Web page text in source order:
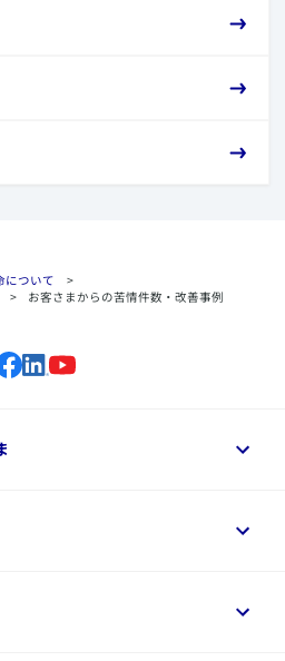
について
>
> お客さまからの苦情件数・改善事例
ップ